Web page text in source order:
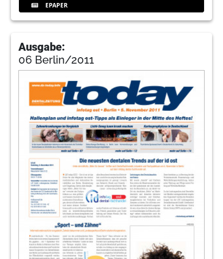
EPAPER
Ausgabe:
06 Berlin/2011